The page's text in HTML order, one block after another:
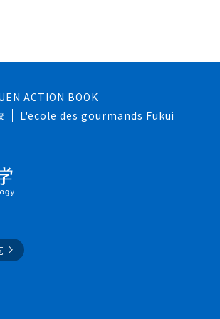
ACTION BOOK
L'ecole des gourmands Fukui